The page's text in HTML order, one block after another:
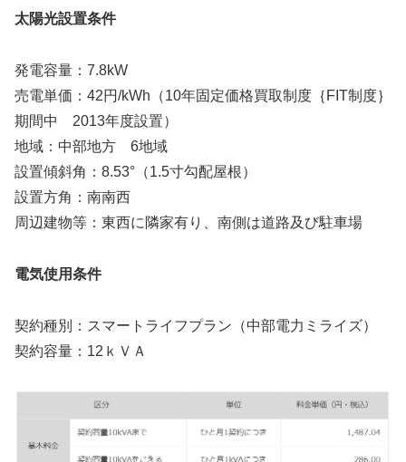
太陽光設置条件
発電容量：7.8kW
売電単価：42円/kWh（10年固定価格買取制度｛FIT制度｝
期間中 2013年度設置）
地域：中部地方 6地域
設置傾斜角：8.53°（1.5寸勾配屋根）
設置方角：南南西
周辺建物等：東西に隣家有り、南側は道路及び駐車場
電気使用条件
契約種別：スマートライフプラン（中部電力ミライズ）
契約容量：12ｋＶＡ